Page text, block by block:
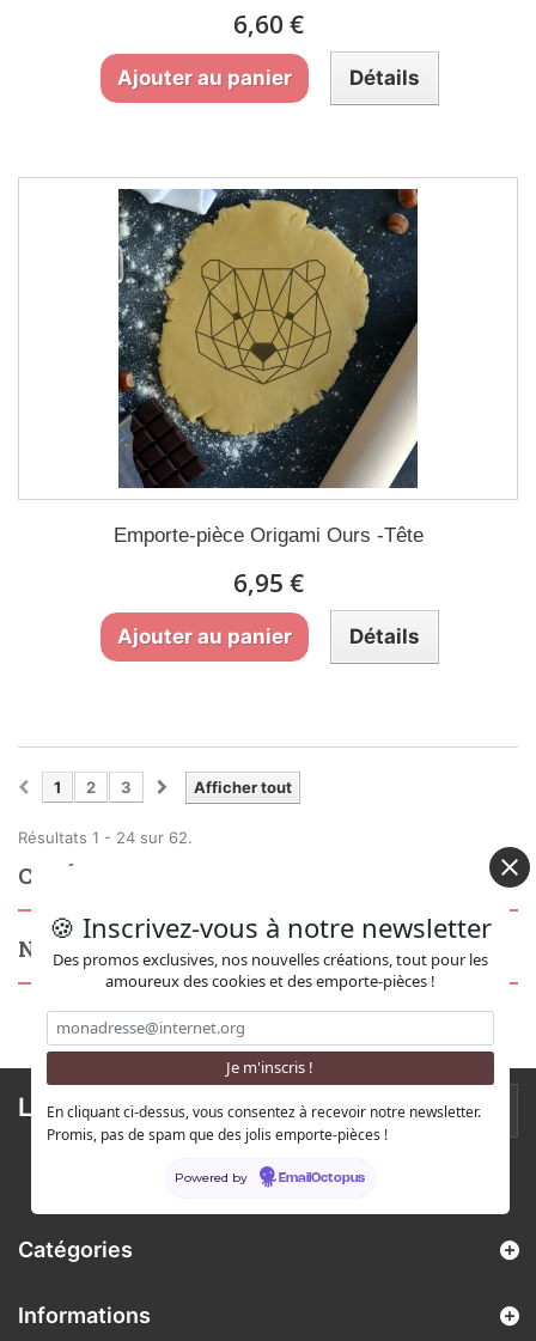
6,60 €
Ajouter au panier Détails
Emporte-pièce Origami Ours -Tête
6,95 €
Ajouter au panier Détails
Afficher tout
1 2 3
Résultats 1 - 24 sur 62.
CATÉGORIES
NOUVEAUX PRODUITS
Lettre d'informations
Catégories
Informations
🍪 Inscrivez-vous à notre newsletter
Des promos exclusives, nos nouvelles créations, tout pour les
amoureux des cookies et des emporte-pièces !
En cliquant ci-dessus, vous consentez à recevoir notre newsletter.
Promis, pas de spam que des jolis emporte-pièces !
Powered by EmailOctopus